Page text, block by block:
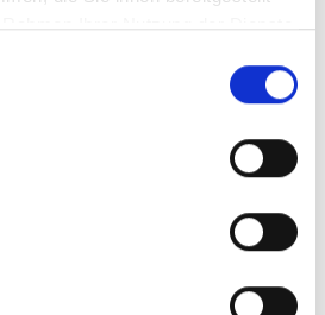
Ihrer Nutzung der Dienste
39,95 € | kg
. Lagerartikel lieferbar in 1-3
Werktagen